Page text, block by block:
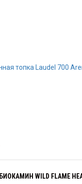
БИОКАМИН WILD FLAME